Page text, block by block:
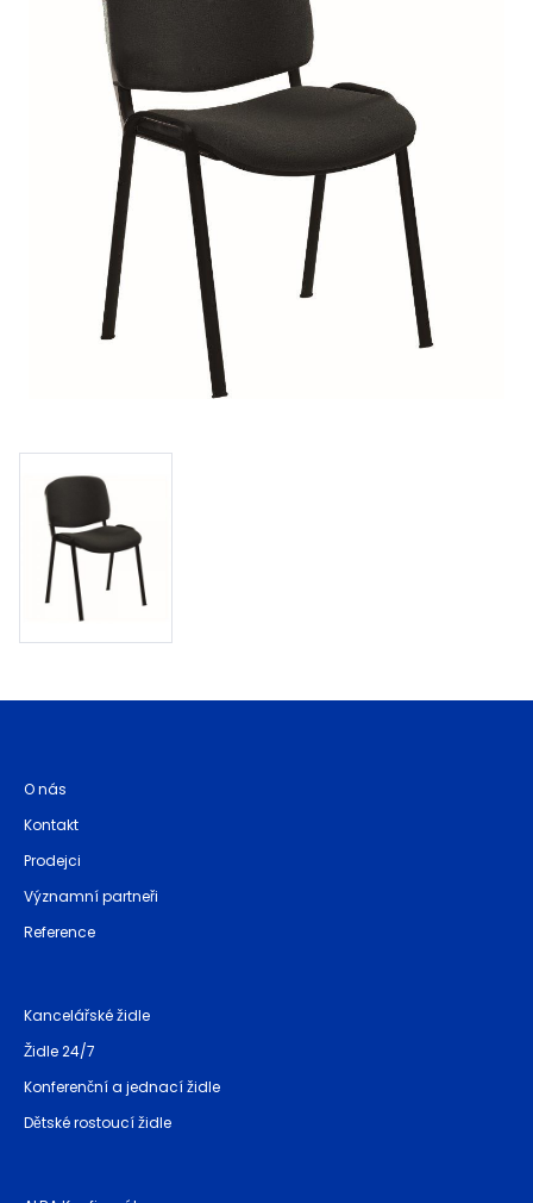
O nás
Kontakt
Prodejci
Významní partneři
Reference
Kancelářské židle
Židle 24/7
Konferenční a jednací židle
Dětské rostoucí židle